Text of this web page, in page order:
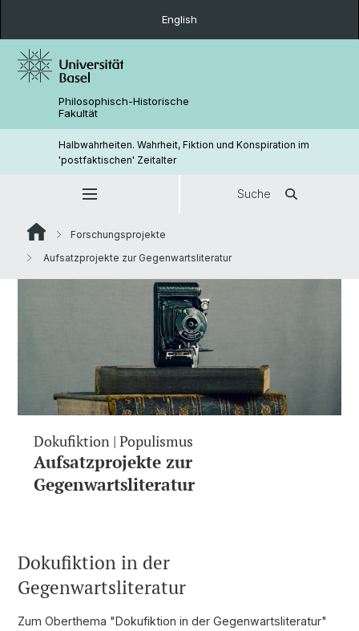
English
Philosophisch-Historische
Fakultät
Halbwahrheiten. Wahrheit, Fiktion und Konspiration im
'postfaktischen' Zeitalter
Suche
Forschungsprojekte
Aufsatzprojekte zur Gegenwartsliteratur
Dokufiktion | Populismus
Aufsatzprojekte zur
Gegenwartsliteratur
Dokufiktion in der
Gegenwartsliteratur
Zum Oberthema "Dokufiktion in der Gegenwartsliteratur"